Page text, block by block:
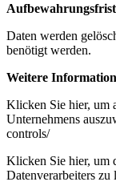
Aufbewahrungsfrist
Daten werden
benötigt werden.
Weitere
Klicken Sie hier, um
Unternehmens
controls/
Klicken Sie hier, um
Datenverarbeiters zu